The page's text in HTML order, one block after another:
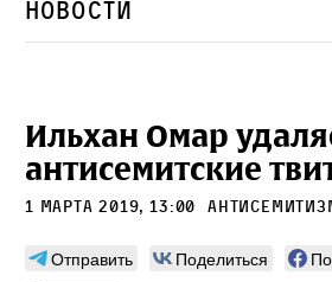
Новости
Ильхан Омар
антисемитские
1 марта 2019, 13:00
Отправить Поделиться